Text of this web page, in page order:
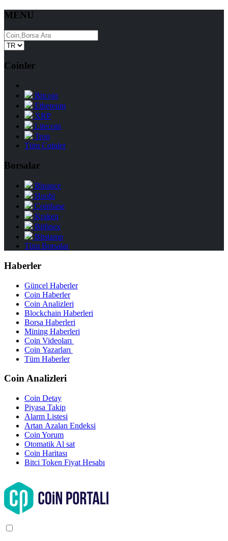
MENU
Coinler
Bitcoin
Ethereum
XRP
Litecoin
Tron
Tüm Coinler
Borsalar
Binance
Huobi
Coinbase
Kraken
Bitfinex
Bitstamp
Tüm Borsalar
Haberler
Güncel Haberler
Coin Haberler
Coin Analizleri
Blockchain Haberleri
Borsa Haberleri
Mining Haberleri
Coin Videoları
Coin Yazarları
Tüm Haberler
Coin Analizleri
Coin Detay
Piyasa Takip
Alarm Listesi
Artan Azalan Endeksi
Coin Yorum
Otomatik Al sat
Coin Haritası
Bitci Token Fiyat Hesabı